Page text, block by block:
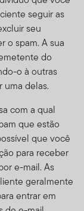
seguir as
seu
o spam. A sua
do
o à outras
uma delas.
com a qual
que estão
que você
para receber
e-mail. As
geralmente
entrar em
outros meios
ele pode
desses
los por
por definir
mais
de recursos
prover
repetido, a
por nós.
seguras